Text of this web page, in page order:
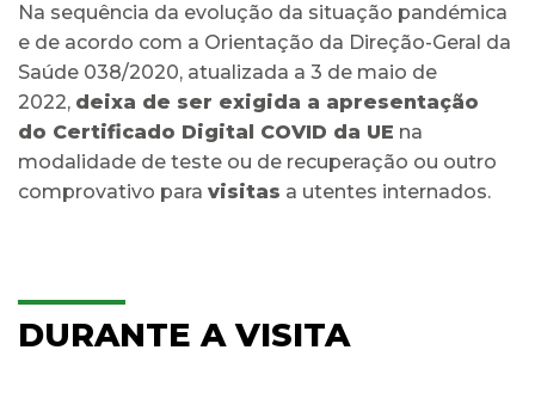
Na sequência da evolução da situação pandémica
e de acordo com a Orientação da Direção-Geral da
Saúde 038/2020, atualizada a 3 de maio de
2022, deixa de ser exigida a apresentação
do Certificado Digital COVID da UE na
modalidade de teste ou de recuperação ou outro
comprovativo para visitas a utentes internados.
DURANTE A VISITA